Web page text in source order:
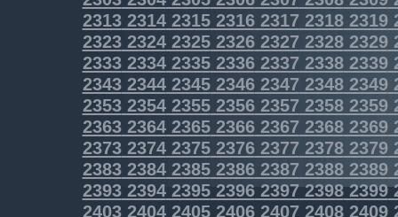
2313231423152316231723182319
23232324232523262327 23282329
23332334233523362337 23382339
23432344234523462347 23482349
23532354235523562357 23582359
23632364236523662367 23682369
23732374237523762377 23782379
23832384238523862387 23882389
2393239423952396239723982399
2403240424052406240724082409